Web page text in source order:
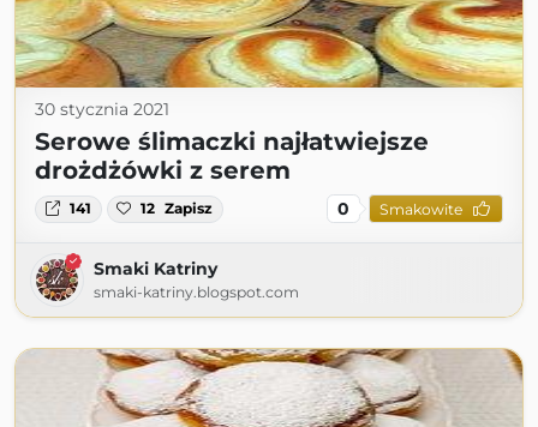
30 stycznia 2021
Serowe ślimaczki najłatwiejsze
drożdżówki z serem
141 12 Zapisz 0 Smakowite
Smaki Katriny
smaki-katriny.blogspot.com